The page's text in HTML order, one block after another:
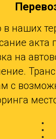
в наших
акта
на
с